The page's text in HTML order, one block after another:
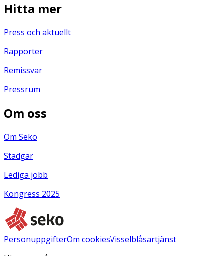
Hitta mer
Press och aktuellt
Rapporter
Remissvar
Pressrum
Om oss
Om Seko
Stadgar
Lediga jobb
Kongress 2025
PersonuppgifterOm cookiesVisselblåsartjänst